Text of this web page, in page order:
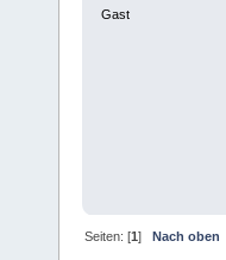
Gast
Seiten: [1] Nach oben